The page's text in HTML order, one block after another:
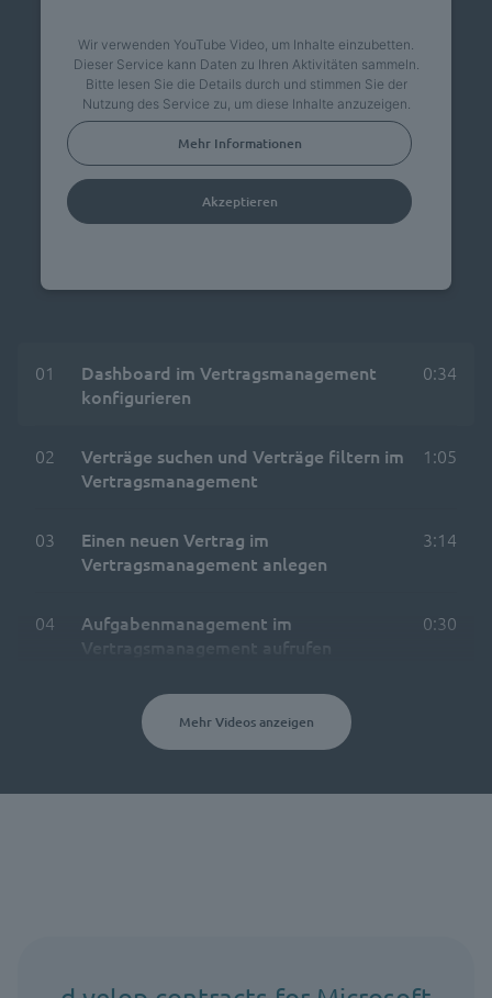
01
Dashboard im Vertragsmanagement
konfigurieren
0:34
02
Verträge suchen und Verträge filtern im
Vertragsmanagement
1:05
03
Einen neuen Vertrag im
Vertragsmanagement anlegen
3:14
04
Aufgabenmanagement im
Vertragsmanagement aufrufen
0:30
Mehr Videos anzeigen
Wir verwenden YouTube Video, um Inhalte einzubetten.
Dieser Service kann Daten zu Ihren Aktivitäten sammeln.
Bitte lesen Sie die Details durch und stimmen Sie der
Nutzung des Service zu, um diese Inhalte anzuzeigen.
Mehr Informationen
Akzeptieren